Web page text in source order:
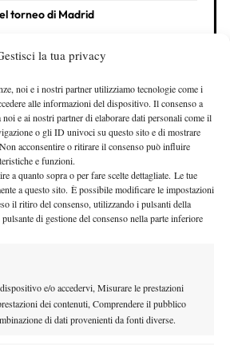
la tua privacy
noi e i nostri partner utilizziamo tecnologie come i
alle informazioni del dispositivo. Il consenso a
noi e ai nostri partner di elaborare dati personali come il
o gli ID univoci su questo sito e di mostrare
acconsentire o ritirare il consenso può influire
e funzioni.
a quanto sopra o per fare scelte dettagliate. Le tue
a questo sito. È possibile modificare le impostazioni
il ritiro del consenso, utilizzando i pulsanti della
di gestione del consenso nella parte inferiore
e/o accedervi, Misurare le prestazioni
dei contenuti, Comprendere il pubblico
di dati provenienti da fonti diverse.
torneo di Madrid
Madrid: punti, soldi e
Magica, Sinner ha incassato una cifra
euro. Si è inoltre messo in tasca
di allungare in classifica ATP su
forbice destinata ad allargarsi tra
Roland Garros.
torneo di Madrid
€ 92.470 (100 punti)
–€ 169.375 (200 punti)